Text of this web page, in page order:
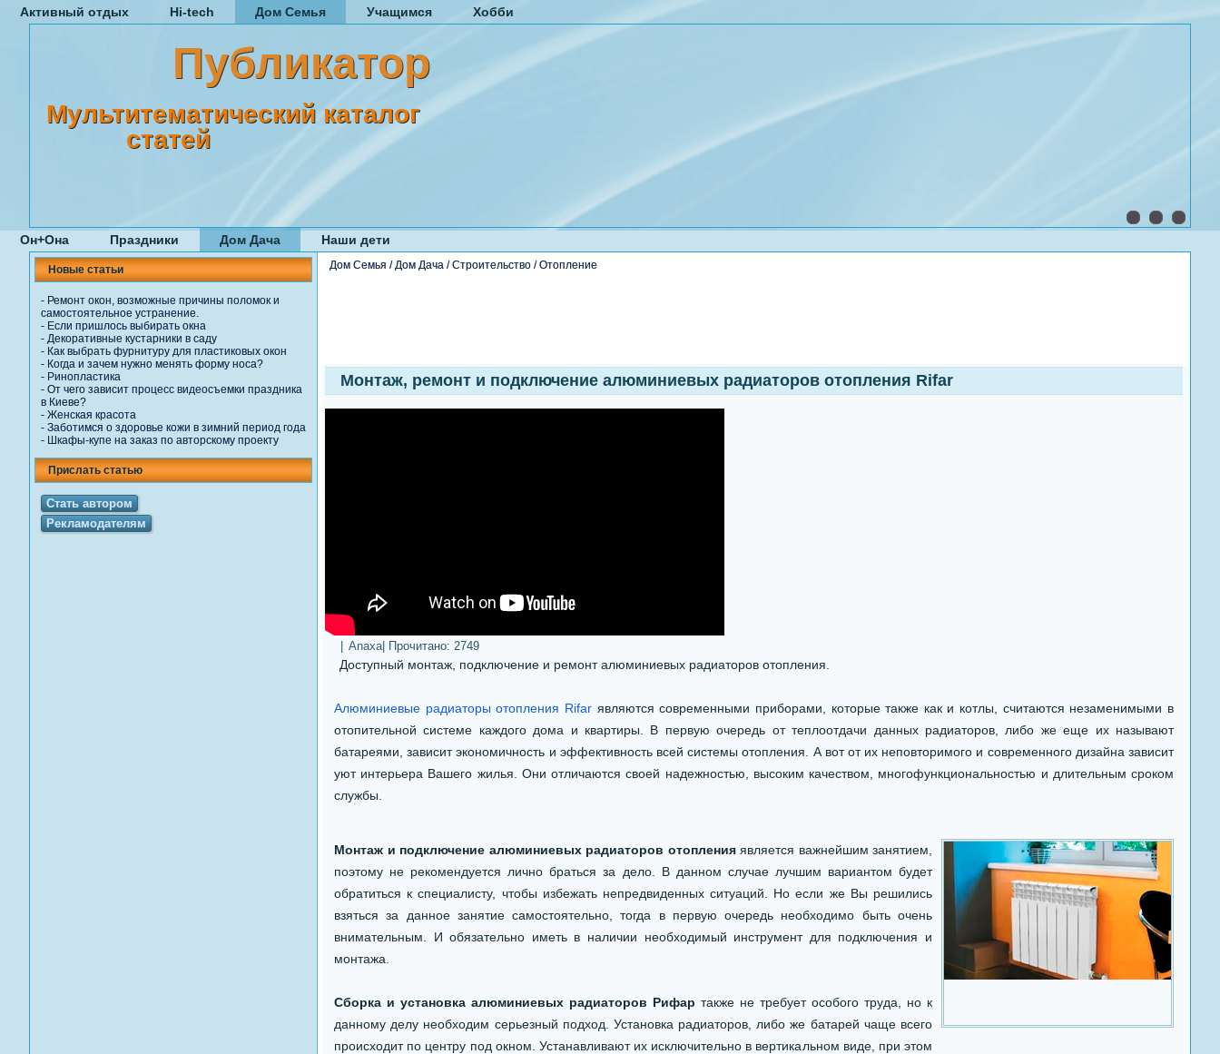
Активный отдых Hi-tech Дом Семья Учащимся Хобби
Публикатор
Мультитематический каталог
статей
Он+Она Праздники Дом Дача Наши дети
Новые статьи
- Ремонт окон, возможные причины поломок и
самостоятельное устранение.
- Если пришлось выбирать окна
- Декоративные кустарники в саду
- Как выбрать фурнитуру для пластиковых окон
- Когда и зачем нужно менять форму носа?
- Ринопластика
- От чего зависит процесс видеосъемки праздника
в Киеве?
- Женская красота
- Заботимся о здоровье кожи в зимний период года
- Шкафы-купе на заказ по авторскому проекту
Прислать статью
Стать автором
Рекламодателям
Дом Семья /Дом Дача /Строительство /Отопление
Монтаж, ремонт и подключение алюминиевых радиаторов отопления Rifar
Anaxa| Прочитано: 2749
Доступный монтаж, подключение и ремонт алюминиевых радиаторов отопления.
Алюминиевые радиаторы отопления Rifarявляются современными приборами, которые также как и котлы, считаются незаменимыми в
отопительной системе каждого дома и квартиры. В первую очередь от теплоотдачи данных радиаторов, либо же еще их называют
батареями, зависит экономичность и эффективность всей системы отопления. А вот от их неповторимого и современного дизайна зависит
уют интерьера Вашего жилья. Они отличаются своей надежностью, высоким качеством, многофункциональностью и длительным сроком
службы.
Монтаж и подключение алюминиевых радиаторов отопленияявляется важнейшим занятием,
поэтому не рекомендуется лично браться за дело. В данном случае лучшим вариантом будет
обратиться к специалисту, чтобы избежать непредвиденных ситуаций. Но если же Вы решились
взяться за данное занятие самостоятельно, тогда в первую очередь необходимо быть очень
внимательным. И обязательно иметь в наличии необходимый инструмент для подключения и
монтажа.
Сборка и установка алюминиевых радиаторов Рифар также не требует особого труда, но к
данному делу необходим серьезный подход. Установка радиаторов, либо же батарей чаще всего
происходит по центру под окном. Устанавливают их исключительно в вертикальном виде, при этом